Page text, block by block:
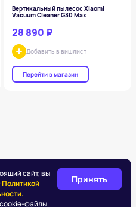
Вертикальный пылесос Xiaomi
Vacuum Cleaner G30 Max
28 890 ₽
Добавить в вишлист
Перейти в магазин
сайт, вы
Политикой
файлы.
Принять